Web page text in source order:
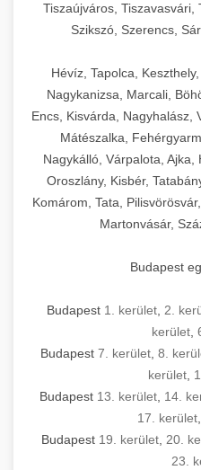
Tiszaújváros, Tiszavasvári,
Szikszó, Szerencs,
Hévíz, Tapolca,
Nagykanizsa, Marcali,
Encs, Kisvárda, Nagyhalász,
Mátészalka,
Nagykálló, Várpalota, Ajka,
Oroszlány, Kisbér,
Komárom, Tata,
Martonvásár,
Budapest
Budapest 1. kerület 2.
kerület
Budapest 7. kerület, 8.
kerület
Budapest 13. kerület 14.
17. kerület
Budapest 19. kerület 20.
23.